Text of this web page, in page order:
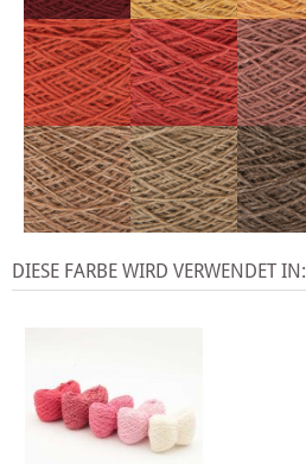
DIESE FARBE WIRD VERWENDET IN: